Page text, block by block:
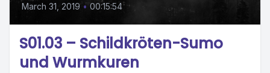
March 31, 2019 • 00:15:54
S01.03 – Schildkröten-Sumo
und Wurmkuren